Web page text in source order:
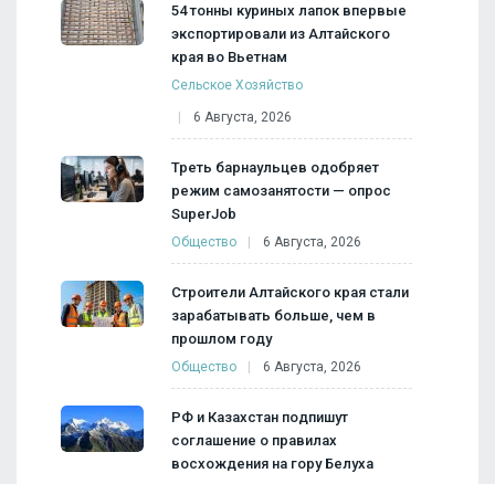
54 тонны куриных лапок впервые
экспортировали из Алтайского
края во Вьетнам
Сельское Хозяйство
6 Августа, 2026
Треть барнаульцев одобряет
режим самозанятости — опрос
SuperJob
Общество 6 Августа, 2026
Строители Алтайского края стали
зарабатывать больше, чем в
прошлом году
Общество 6 Августа, 2026
РФ и Казахстан подпишут
соглашение о правилах
восхождения на гору Белуха